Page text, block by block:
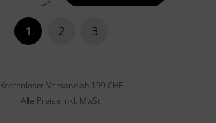
1 2 3
Kostenloser Versand ab 199 CHF
Alle Preise inkl. MwSt.